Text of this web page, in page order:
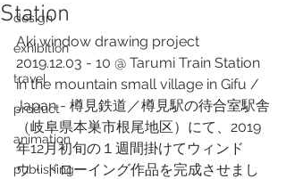
design
exhibition
travel
product
animation
publishing
Station
Aki window drawing project
2019.12.03 - 10 @ Tarumi Train Station
in the mountain small village in Gifu /
Japan - 樽見鉄道／樽見駅の待合室駅舎
（岐阜県本巣市根尾地区）にて、2019
年12月初旬の１週間掛けてウィンド
ウ・ドローイング作品を完成させまし